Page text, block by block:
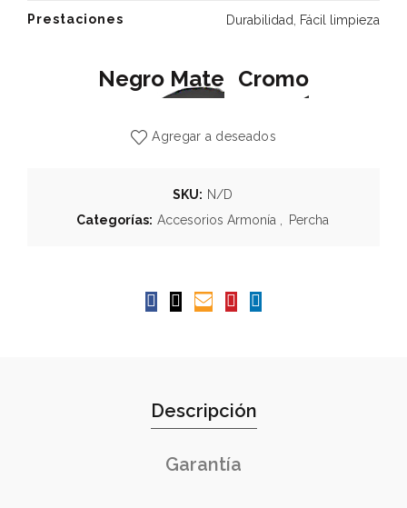
Prestaciones Durabilidad Fácil limpieza
Negro Mate Cromo
Agregar a deseados
SKU: N/D
Categorías: Accesorios Armonía Percha
Descripción
Garantía